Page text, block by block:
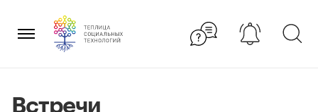
содержанию
×
Встречи